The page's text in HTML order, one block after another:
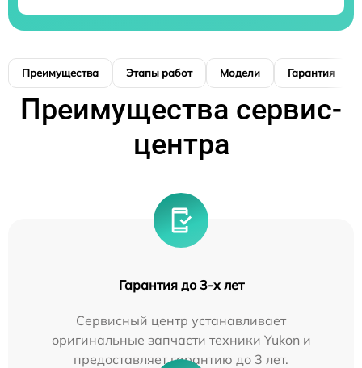
Преимущества Этапы работ Модели Гарантия
Преимущества сервис-
центра
Гарантия до 3-х лет
Сервисный центр устанавливает
оригинальные запчасти техники Yukon и
предоставляет гарантию до 3 лет.